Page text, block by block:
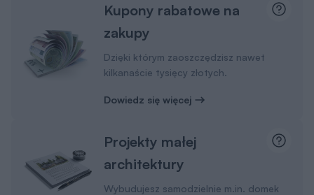
Kupony rabatowe na
zakupy
Dzięki którym zaoszczędzisz nawet
kilkanaście tysięcy złotych.
Dowiedz się więcej
Projekty małej
architektury
Wybudujesz samodzielnie m.in. domek